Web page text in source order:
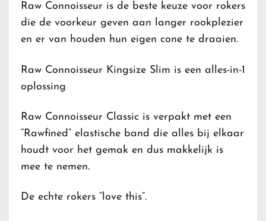
Raw Connoisseur is de beste keuze voor rokers
die de voorkeur geven aan langer rookplezier
en er van houden hun eigen cone te draaien.
Raw Connoisseur Kingsize Slim is een alles-in-1
oplossing
Raw Connoisseur Classic is verpakt met een
“Rawfined” elastische band die alles bij elkaar
houdt voor het gemak en dus makkelijk is
mee te nemen.
De echte rokers “love this”.